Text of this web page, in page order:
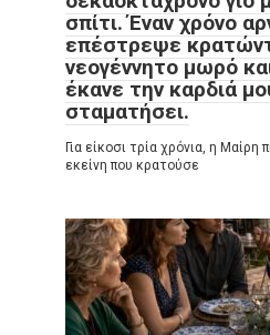
σπίτι. Έναν χρόνο
επέστρεψε
νεογέννητο μωρό
έκανε την καρδιά
σταματήσει.
Για είκοσι τρία χρόνια, η
εκείνη που κρατούσε